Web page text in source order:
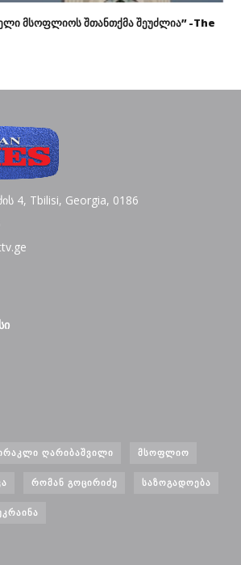
მსოფლიოს შთანთქმა შეუძლია” -The
4, Tbilisi, Georgia, 0186
ᲦᲐᲠᲘᲑᲐᲨᲕᲘᲚᲘ ᲛᲡᲝᲤᲚᲘᲝ
ᲠᲝᲛᲐᲜ ᲒᲝᲪᲘᲠᲘᲫᲔ ᲡᲐᲖᲝᲒᲐᲓᲝᲔᲑᲐ